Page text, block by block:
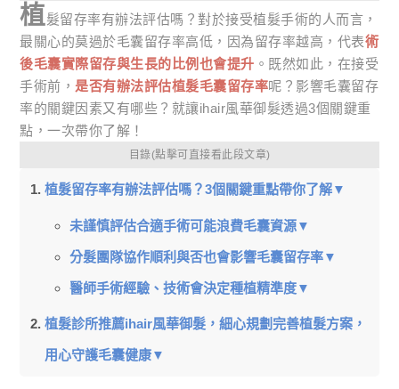
植髮留存率有辦法評估嗎？對於接受植髮手術的人而言，
最關心的莫過於毛囊留存率高低，因為留存率越高，代表術
後毛囊實際留存與生長的比例也會提升 。既然如此，在接受
手術前， 是否有辦法評估植髮毛囊留存率呢？影響毛囊留存
率的關鍵因素又有哪些？就讓ihair風華御髮透過3個關鍵重
點，一次帶你了解！
目錄(點擊可直接看此段文章)
植髮留存率有辦法評估嗎？3個關鍵重點帶你了解▼
未謹慎評估合適手術可能浪費毛囊資源▼
分髮團隊協作順利與否也會影響毛囊留存率▼
醫師手術經驗、技術會決定種植精準度▼
植髮診所推薦ihair風華御髮，細心規劃完善植髮方案，
用心守護毛囊健康▼